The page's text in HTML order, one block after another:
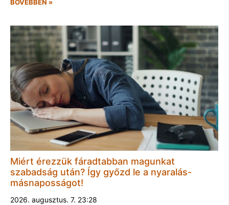
BŐVEBBEN »
Miért érezzük fáradtabban magunkat
szabadság után? Így győzd le a nyaralás-
másnaposságot!
2026. augusztus. 7. 23:28